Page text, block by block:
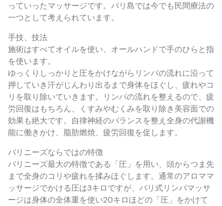
っていったマッサージです。バリ島では今でも民間療法の
一つとして考えられています。
手技、技法
施術はすべてオイルを使い、オールハンドで手のひらと指
を使います。
ゆっくりしっかりと圧をかけながらリンパの流れに沿って
押していき汗がじんわり出るまで身体をほぐし、疲れやコ
リを取り除いていきます。リンパの流れを整えるので、疲
労回復はもちろん、くすみやむくみを取り除き美容面での
効果も絶大です。自律神経のバランスを整え全身の代謝機
能に働きかけ、脂肪燃焼、疲労回復を促します。
バリニーズならではの特徴
バリニーズ最大の特徴である「圧」を用い、頭からつま先
まで全身のコリや疲れを揉みほぐします。通常のアロママ
ッサージでかける圧は3キロですが、バリ式リンパマッサ
ージは身体の全体重を使い20キロほどの「圧」をかけて